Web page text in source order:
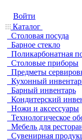
Войти
Каталог
Столовая посуда
Барное стекло
Поликарбонатная
Столовые приборы
Предметы
Кухонный
Барный инвентарь
Кондитерский
Ножи и аксессуары
Технологическое
Мебель для
Сувенирная